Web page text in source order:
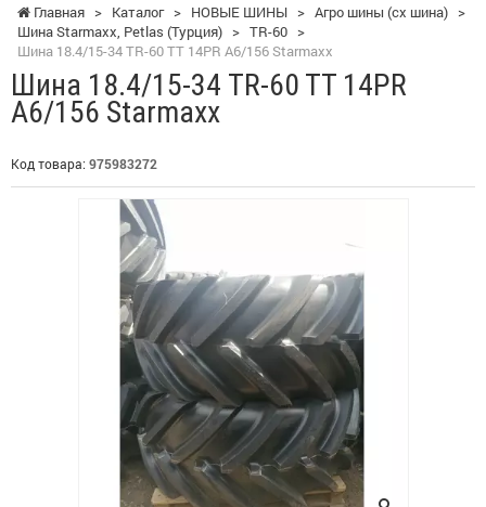
Главная > Каталог > НОВЫЕ ШИНЫ > Агро шины (сх шина) >
Шина Starmaxx, Petlas (Турция) > TR-60 >
Шина 18.4/15-34 TR-60 TT 14PR A6/156 Starmaxx
Шина 18.4/15-34 TR-60 TT 14PR
A6/156 Starmaxx
Код товара: 975983272